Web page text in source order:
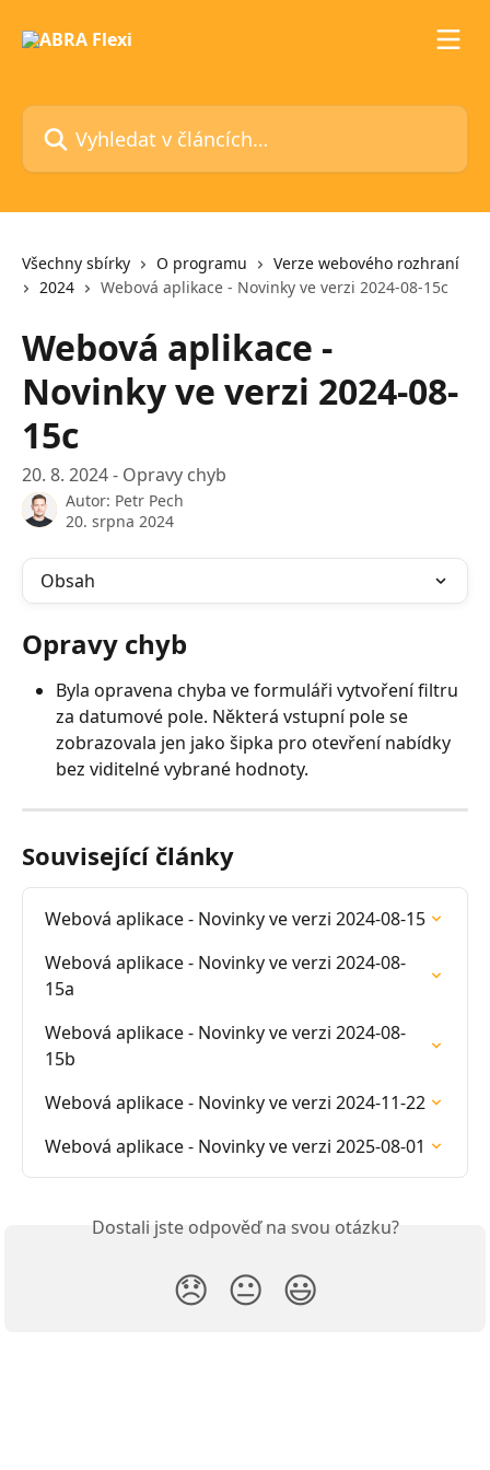
Vyhledat v článcích…
Všechny sbírky O programu
Verze webového rozhraní
2024
Webová aplikace - Novinky ve verzi 2024-08-15c
Webová aplikace -
Novinky ve verzi 2024-08-
15c
20. 8. 2024 - Opravy chyb
Autor: Petr Pech
20. srpna 2024
Obsah
Opravy chyb
Byla opravena chyba ve formuláři vytvoření filtru
za datumové pole. Některá vstupní pole se
zobrazovala jen jako šipka pro otevření nabídky
bez viditelné vybrané hodnoty.
Související články
Webová aplikace - Novinky ve verzi 2024-08-15
Webová aplikace - Novinky ve verzi 2024-08-
15a
Webová aplikace - Novinky ve verzi 2024-08-
15b
Webová aplikace - Novinky ve verzi 2024-11-22
Webová aplikace - Novinky ve verzi 2025-08-01
Dostali jste odpověď na svou otázku?
😞 😐 😃